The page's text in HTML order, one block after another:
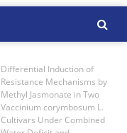
Differential Induction of
Resistance Mechanisms by
Methyl Jasmonate in Two
Vaccinium corymbosum L.
Cultivars Under Combined